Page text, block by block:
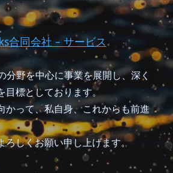
合同会社 – サービス
分野を中心に事業を展開し、深く
目標としております。
かって、私自身、これからも前進
ろしくお願い申し上げます。